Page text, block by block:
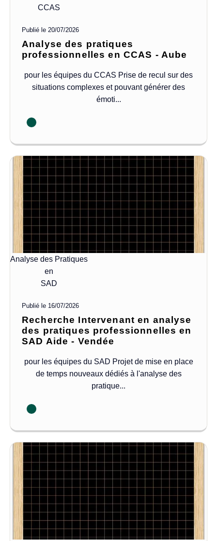
CCAS
Publié le 20/07/2026
Analyse des pratiques
professionnelles en CCAS - Aube
pour les équipes du CCAS Prise de recul sur des
situations complexes et pouvant générer des
émoti...
Analyse des Pratiques
en
SAD
Publié le 16/07/2026
Recherche Intervenant en analyse
des pratiques professionnelles en
SAD Aide - Vendée
pour les équipes du SAD Projet de mise en place
de temps nouveaux dédiés à l'analyse des
pratique...